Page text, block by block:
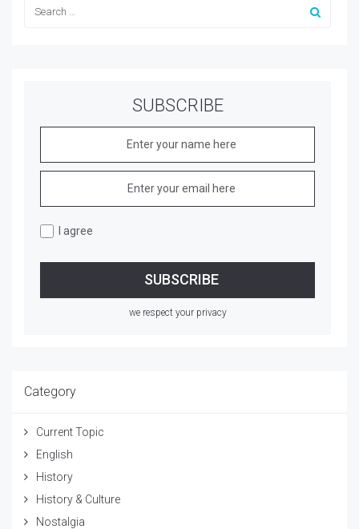
SUBSCRIBE
I agree
we respect your privacy
Category
Current Topic
English
History
History & Culture
Nostalgia